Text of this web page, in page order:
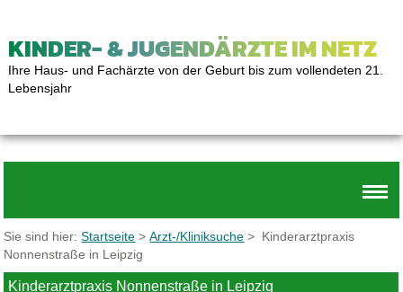
KINDER- & JUGENDÄRZTE IM NETZ
Ihre Haus- und Fachärzte von der Geburt bis zum vollendeten 21.
Lebensjahr
Sie sind hier:Startseite >Arzt-/Kliniksuche > Kinderarztpraxis
Nonnenstraße in Leipzig
Kinderarztpraxis Nonnenstraße in Leipzig